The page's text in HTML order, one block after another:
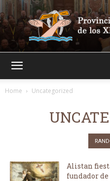
Home Uncategorized
Alistan
fundador